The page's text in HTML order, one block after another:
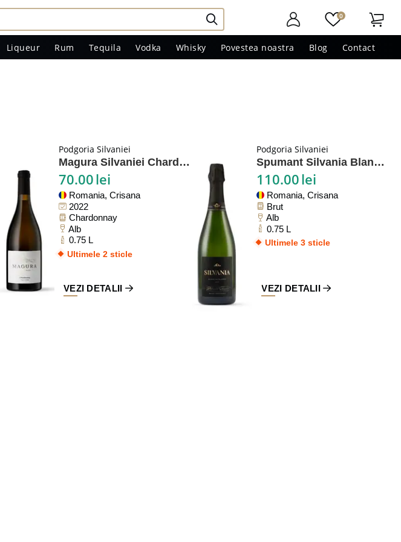
0
Liqueur Rum Tequila Vodka Whisky Povestea noastra Blog Contact
Podgoria Silvaniei
Magura Silvaniei Chardonnay
70.00lei
Romania, Crisana
2022
Chardonnay
Alb
0.75 L
Ultimele 2 sticle
VEZI DETALII
Podgoria Silvaniei
Spumant Silvania Blanc de Blancs
110.00lei
Romania, Crisana
Brut
Alb
0.75 L
Ultimele 3 sticle
VEZI DETALII